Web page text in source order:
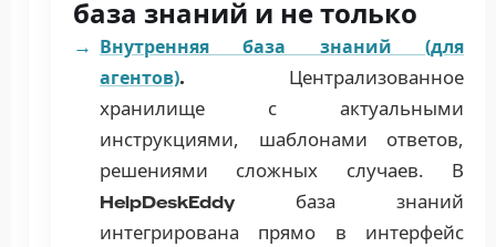
база знаний и не только
Внутренняя база знаний (для
агентов). Централизованное
хранилище с актуальными
инструкциями, шаблонами ответов,
решениями сложных случаев. В
HelpDeskEddy база знаний
интегрирована прямо в интерфейс